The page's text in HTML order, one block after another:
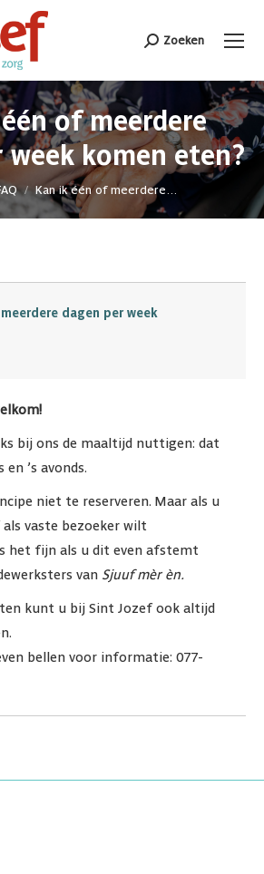
Search:
Zoeken
of meerdere
week komen eten?
Kan ik één of meerdere…
dagen per week
bij ons de maaltijd nuttigen: dat
en ’s avonds.
niet te reserveren. Maar als u
vaste bezoeker wilt
het fijn als u dit even afstemt
van Sjuuf mèr èn.
kunt u bij Sint Jozef ook altijd
bellen voor informatie: 077-